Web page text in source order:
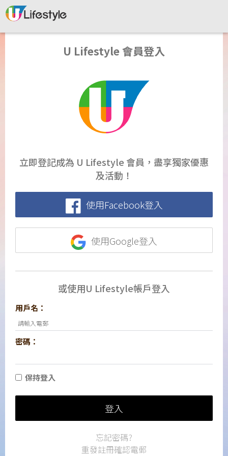
U Lifestyle 會員登入
立即登記成為 U Lifestyle 會員，盡享獨家優惠
及活動！
使用Facebook登入
使用Google登入
或使用U Lifestyle帳戶登入
用戶名：
密碼：
保持登入
登入
忘記密碼?
重發註冊確認電郵